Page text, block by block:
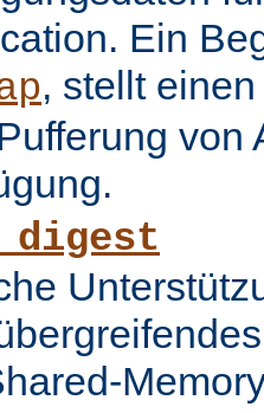
Ein
, stellt
von